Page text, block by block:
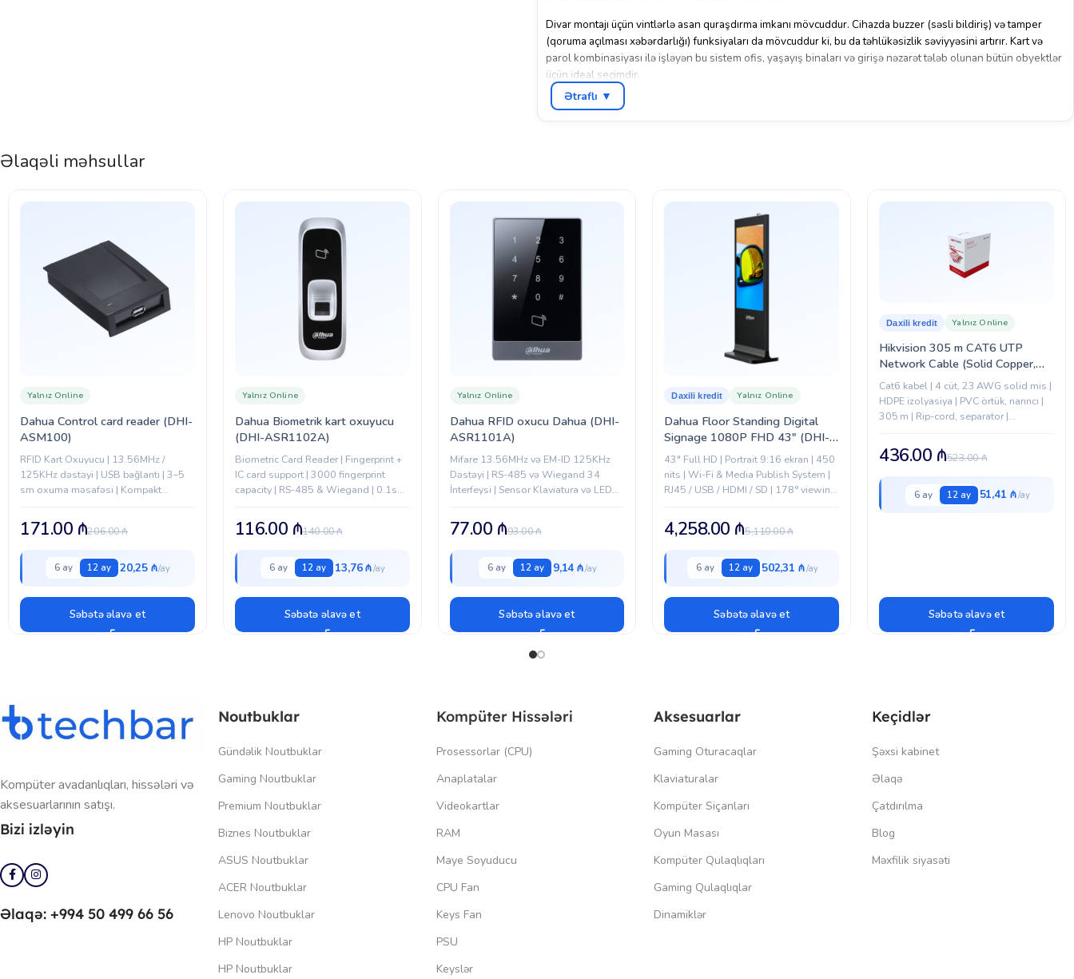
Divar montajı üçün vintlərlə asan quraşdırma imkanı mövcuddur. Cihazda buzzer (səsli bildiriş) və tamper
(qoruma açılması xəbərdarlığı) funksiyaları da mövcuddur ki, bu da təhlükəsizlik səviyyəsini artırır. Kart və
parol kombinasiyası ilə işləyən bu sistem ofis, yaşayış binaları və girişə nəzarət tələb olunan bütün obyektlər
üçün ideal seçimdir.
Ətraflı ▼
Əlaqəli məhsullar
Dahua Control card reader (DHI-
ASM100)
Yalnız Online
RFID Kart Oxuyucu | 13.56MHz /
125KHz dəstəyi | USB bağlantı | 3–5
sm oxuma məsafəsi | Kompakt
sistemləri üçün ideal | Aşağı enerji...
206.00₼
171.00 ₼
6 ay 12 ay 20,25 ₼
Səbətə əlavə et
Dahua Biometrik kart oxuyucu
(DHI-ASR1102A)
Yalnız Online
Biometric Card Reader | Fingerprint +
IC card support | 3000 fingerprint
capacity | RS-485 & Wiegand | 0.1s
access control device
140.00₼
116.00 ₼
6 ay 12 ay 13,76 ₼
Səbətə əlavə et
Dahua RFID oxucu Dahua (DHI-
ASR1101A)
Yalnız Online
Mifare 13.56MHz və EM-ID 125KHz
Dəstəyi | RS-485 və Wiegand 34
İnterfeysi | Sensor Klaviatura və LED
Səthi Montaj | Ofis və ACS Sistemləri...
93.00₼
77.00 ₼
6 ay 12 ay 9,14 ₼
Səbətə əlavə et
Dahua Floor Standing Digital
Signage 1080P FHD 43″ (DHI-
LDV43-SAI200C-JX)
Daxili kredit Yalnız Online
43" Full HD | Portrait 9:16 ekran | 450
nits | Wi-Fi & Media Publish System |
RJ45 / USB / HDMI / SD | 178° viewing
5,110.00₼
4,258.00 ₼
6 ay 12 ay 502,31 ₼
Səbətə əlavə et
Hikvision 305 m CAT6 UTP
Network Cable (Solid Copper,
0.55 mm, Orange)
Daxili kredit Yalnız Online
Cat6 kabel | 4 cüt, 23 AWG solid mis |
HDPE izolyasiya | PVC örtük, narıncı |
305 m | Rip-cord, separator |
uyğun | 100 Ω ±15-25
523.00₼
436.00 ₼
6 ay 12 ay 51,41 ₼
Səbətə əlavə et
Kompüter avadanlıqları, hissələri və
aksesuarlarının satışı.
Bizi izləyin
Əlaqə: +994 50 499 66 56
Noutbuklar
Gündəlik Noutbuklar
Gaming Noutbuklar
Premium Noutbuklar
Biznes Noutbuklar
ASUS Noutbuklar
ACER Noutbuklar
Lenovo Noutbuklar
HP Noutbuklar
HP Noutbuklar
Kompüter Hissələri
Prosessorlar (CPU)
Anaplatalar
Videokartlar
RAM
Maye Soyuducu
CPU Fan
Keys Fan
PSU
Keyslər
Aksesuarlar
Gaming Oturacaqlar
Klaviaturalar
Kompüter Siçanları
Oyun Masası
Kompüter Qulaqlıqları
Gaming Qulaqlıqlar
Dinamiklər
Keçidlər
Şəxsi kabinet
Əlaqə
Çatdırılma
Blog
Məxfilik siyasəti